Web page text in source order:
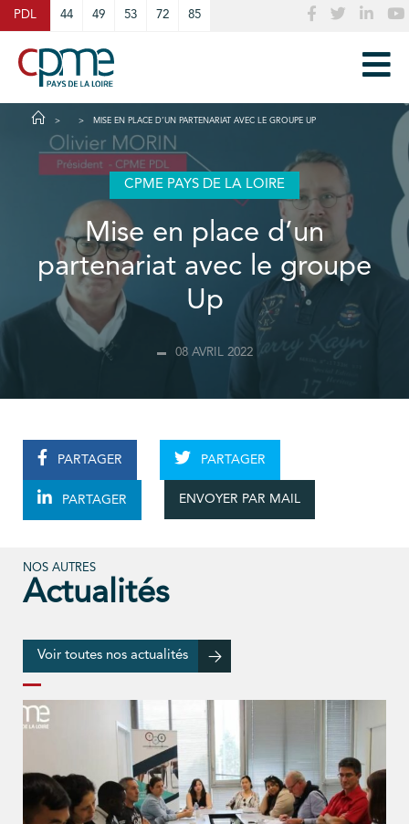
PDL 44 49 53 72 85
MISE EN PLACE D’UN PARTENARIAT AVEC LE GROUPE UP
CPME PAYS DE LA LOIRE
Mise en place d’un
partenariat avec le groupe
Up
08 AVRIL 2022
PARTAGER PARTAGER
PARTAGER ENVOYER PAR MAIL
NOS AUTRES
Actualités
Voir toutes nos actualités
Cookies management panel